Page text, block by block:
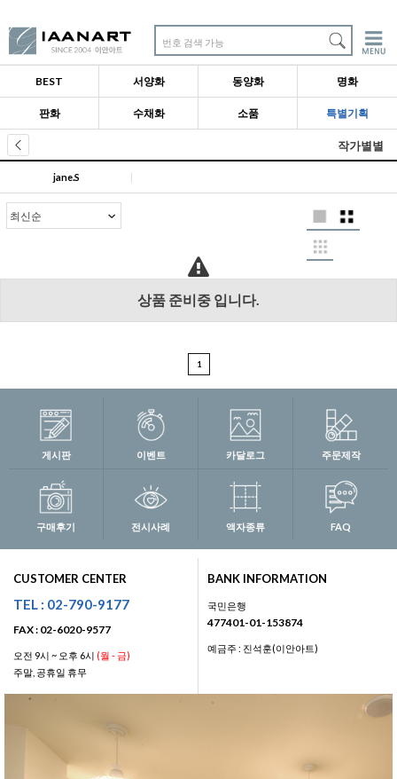
번호 검색 가능
BEST 서양화 동양화 명화
판화 수채화 소품 특별기획
작가별별
jane.S |
상품 준비중 입니다.
1
게시판 이벤트 카달로그 주문제작
구매후기 전시사례 액자종류 FAQ
CUSTOMER CENTER
TEL : 02-790-9177
FAX : 02-6020-9577
오전 9시 ~ 오후 6시 (월 - 금)
주말, 공휴일 휴무
BANK INFORMATION
국민은행
477401-01-153874
예금주 : 진석훈(이안아트)